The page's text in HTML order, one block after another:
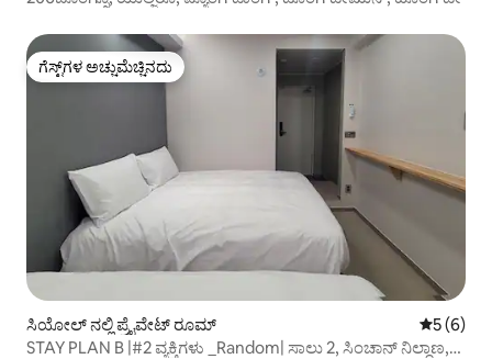
ಗೆಸ್ಟ್‌ಗಳ ಅಚ್ಚುಮೆಚ್ಚಿನದು
ಗೆಸ್ಟ್‌ಗಳ ಅಚ್ಚುಮೆಚ್ಚಿನದು
ಸಿಯೋಲ್ ನಲ್ಲಿ ಪ್ರೈವೇಟ್ ರೂಮ್ 5 ರಲ್ಲಿ 5
5 (6)
STAY PLAN B |#2 ವ್ಯಕ್ತಿಗಳು _Random| ಸಾಲು 2, ಸಿಂಚಾನ್ ನಿಲ್ದಾಣ,